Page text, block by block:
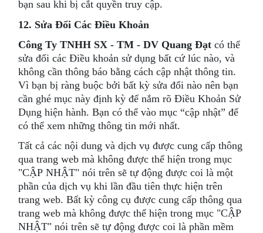
bạn sau khi bị cắt quyền truy cập.
12. Sửa Đổi Các Điều Khoản
Công Ty TNHH SX - TM - DV Quang Đạt có thể
sửa đổi các Điều khoản sử dụng bất cứ lúc nào, và
không cần thông báo bằng cách cập nhật thông tin.
Vì bạn bị ràng buộc bởi bất kỳ sửa đổi nào nên bạn
cần ghé mục này định kỳ để nắm rõ Điều Khoản Sử
Dụng hiện hành. Bạn có thể vào mục “cập nhật” để
có thể xem những thông tin mới nhất.
Tất cả các nội dung và dịch vụ được cung cấp thông
qua trang web mà không được thể hiện trong mục
"CẬP NHẬT" nói trên sẽ tự động được coi là một
phần của dịch vụ khi lần đầu tiên thực hiện trên
trang web. Bất kỳ công cụ được cung cấp thông qua
trang web mà không được thể hiện trong mục "CẬP
NHẬT" nói trên sẽ tự động được coi là phần mềm